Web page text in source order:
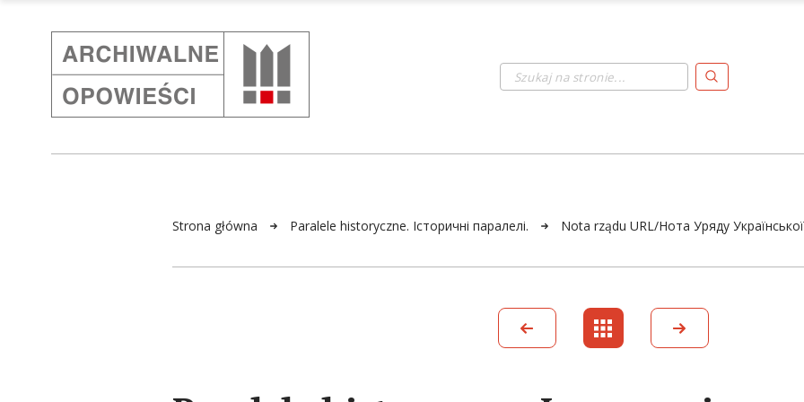
Szukaj na stronie...
Strona główna Paralele historyczne. Історичні паралелі. Nota rządu URL/Нота Уряду Української